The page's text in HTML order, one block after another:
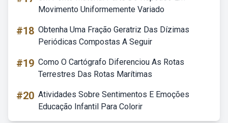
Movimento Uniformemente Variado
#18 Obtenha Uma Fração Geratriz Das Dízimas
Periódicas Compostas A Seguir
#19 Como O Cartógrafo Diferenciou As Rotas
Terrestres Das Rotas Marítimas
#20 Atividades Sobre Sentimentos E Emoções
Educação Infantil Para Colorir